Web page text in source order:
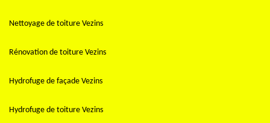
Nettoyage de toiture Vezins
Rénovation de toiture Vezins
Hydrofuge de façade Vezins
Hydrofuge de toiture Vezins